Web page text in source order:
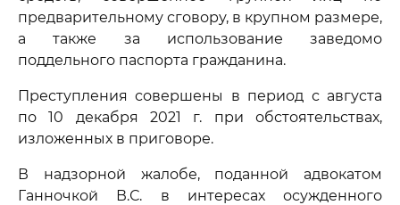
предварительному сговору, в крупном размере,
а также за использование заведомо
поддельного паспорта гражданина.
Преступления совершены в период с августа
по 10 декабря 2021 г. при обстоятельствах,
изложенных в приговоре.
В надзорной жалобе, поданной адвокатом
Ганночкой В.С. в интересах осужденного